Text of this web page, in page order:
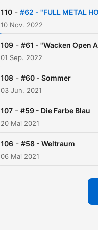
110 - #62 - "FULL METAL
10 Nov. 2022
109 - #61 - "Wacken Open
01 Sep. 2022
108 - #60 - Sommer
03 Jun. 2021
107 - #59 - Die Farbe Blau
20 Mai 2021
106 - #58 - Weltraum
06 Mai 2021